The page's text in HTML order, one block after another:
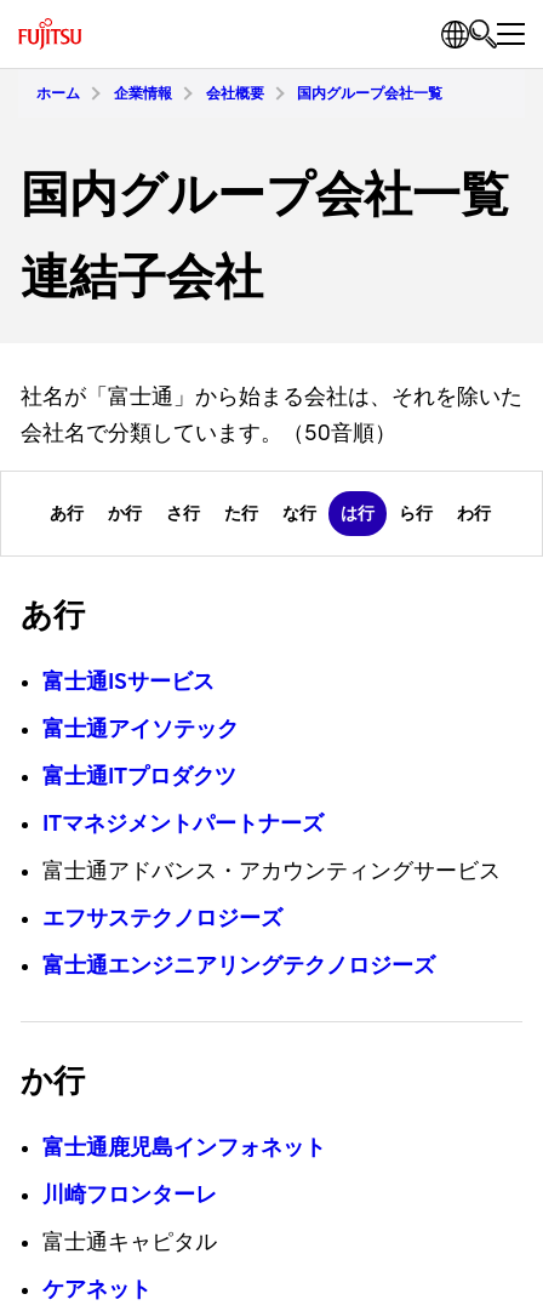
ホーム 企業情報 会社概要 国内グループ会社一覧
国内グループ会社一覧
連結子会社
社名が「富士通」から始まる会社は、それを除いた
会社名で分類しています。（50音順）
あ行 か行 さ行 た行 な行 は行 ら行 わ行
あ行
富士通ISサービス
富士通アイソテック
富士通ITプロダクツ
ITマネジメントパートナーズ
富士通アドバンス・アカウンティングサービス
エフサステクノロジーズ
富士通エンジニアリングテクノロジーズ
か行
富士通鹿児島インフォネット
川崎フロンターレ
富士通キャピタル
ケアネット